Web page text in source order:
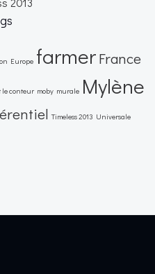
Europe farmerFrance
le conteur moby murale Mylène
Timeless 2013 Universale